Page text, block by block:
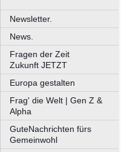
Newsletter.
News.
Fragen der Zeit
Zukunft JETZT
Europa gestalten
Frag' die Welt | Gen Z &
Alpha
GuteNachrichten fürs
Gemeinwohl